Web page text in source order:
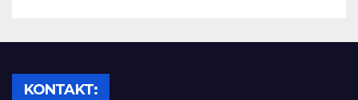
KONTAKT: